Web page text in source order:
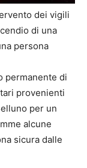
dei vigili
di una
persona
permanente di
provenienti
per un
alcune
sicura dalle